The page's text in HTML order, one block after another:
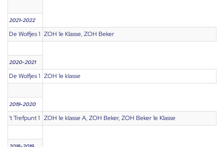
2021-2022
De Wolfjes 1 ZOH 1e Klasse, ZOH Beker
2020-2021
De Wolfjes 1 ZOH 1e klasse
2019-2020
't Trefpunt 1 ZOH 1e klasse A, ZOH Beker, ZOH Beker 1e Klasse